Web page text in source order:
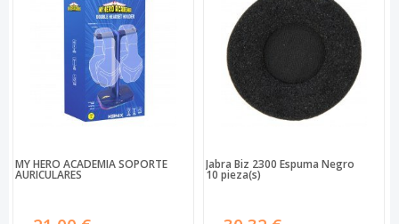
MY HERO ACADEMIA SOPORTE
AURICULARES
Jabra Biz 2300 Espuma Negro
10 pieza(s)